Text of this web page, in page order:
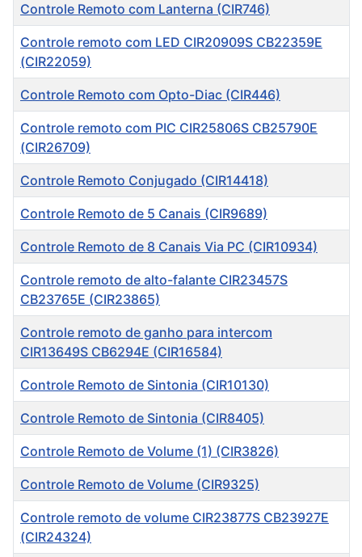
Controle Remoto com Lanterna (CIR746)
Controle remoto com LED CIR20909S CB22359E
(CIR22059)
Controle Remoto com Opto-Diac (CIR446)
Controle remoto com PIC CIR25806S CB25790E
(CIR26709)
Controle Remoto Conjugado (CIR14418)
Controle Remoto de 5 Canais (CIR9689)
Controle Remoto de 8 Canais Via PC (CIR10934)
Controle remoto de alto-falante CIR23457S
CB23765E (CIR23865)
Controle remoto de ganho para intercom
CIR13649S CB6294E (CIR16584)
Controle Remoto de Sintonia (CIR10130)
Controle Remoto de Sintonia (CIR8405)
Controle Remoto de Volume (1) (CIR3826)
Controle Remoto de Volume (CIR9325)
Controle remoto de volume CIR23877S CB23927E
(CIR24324)